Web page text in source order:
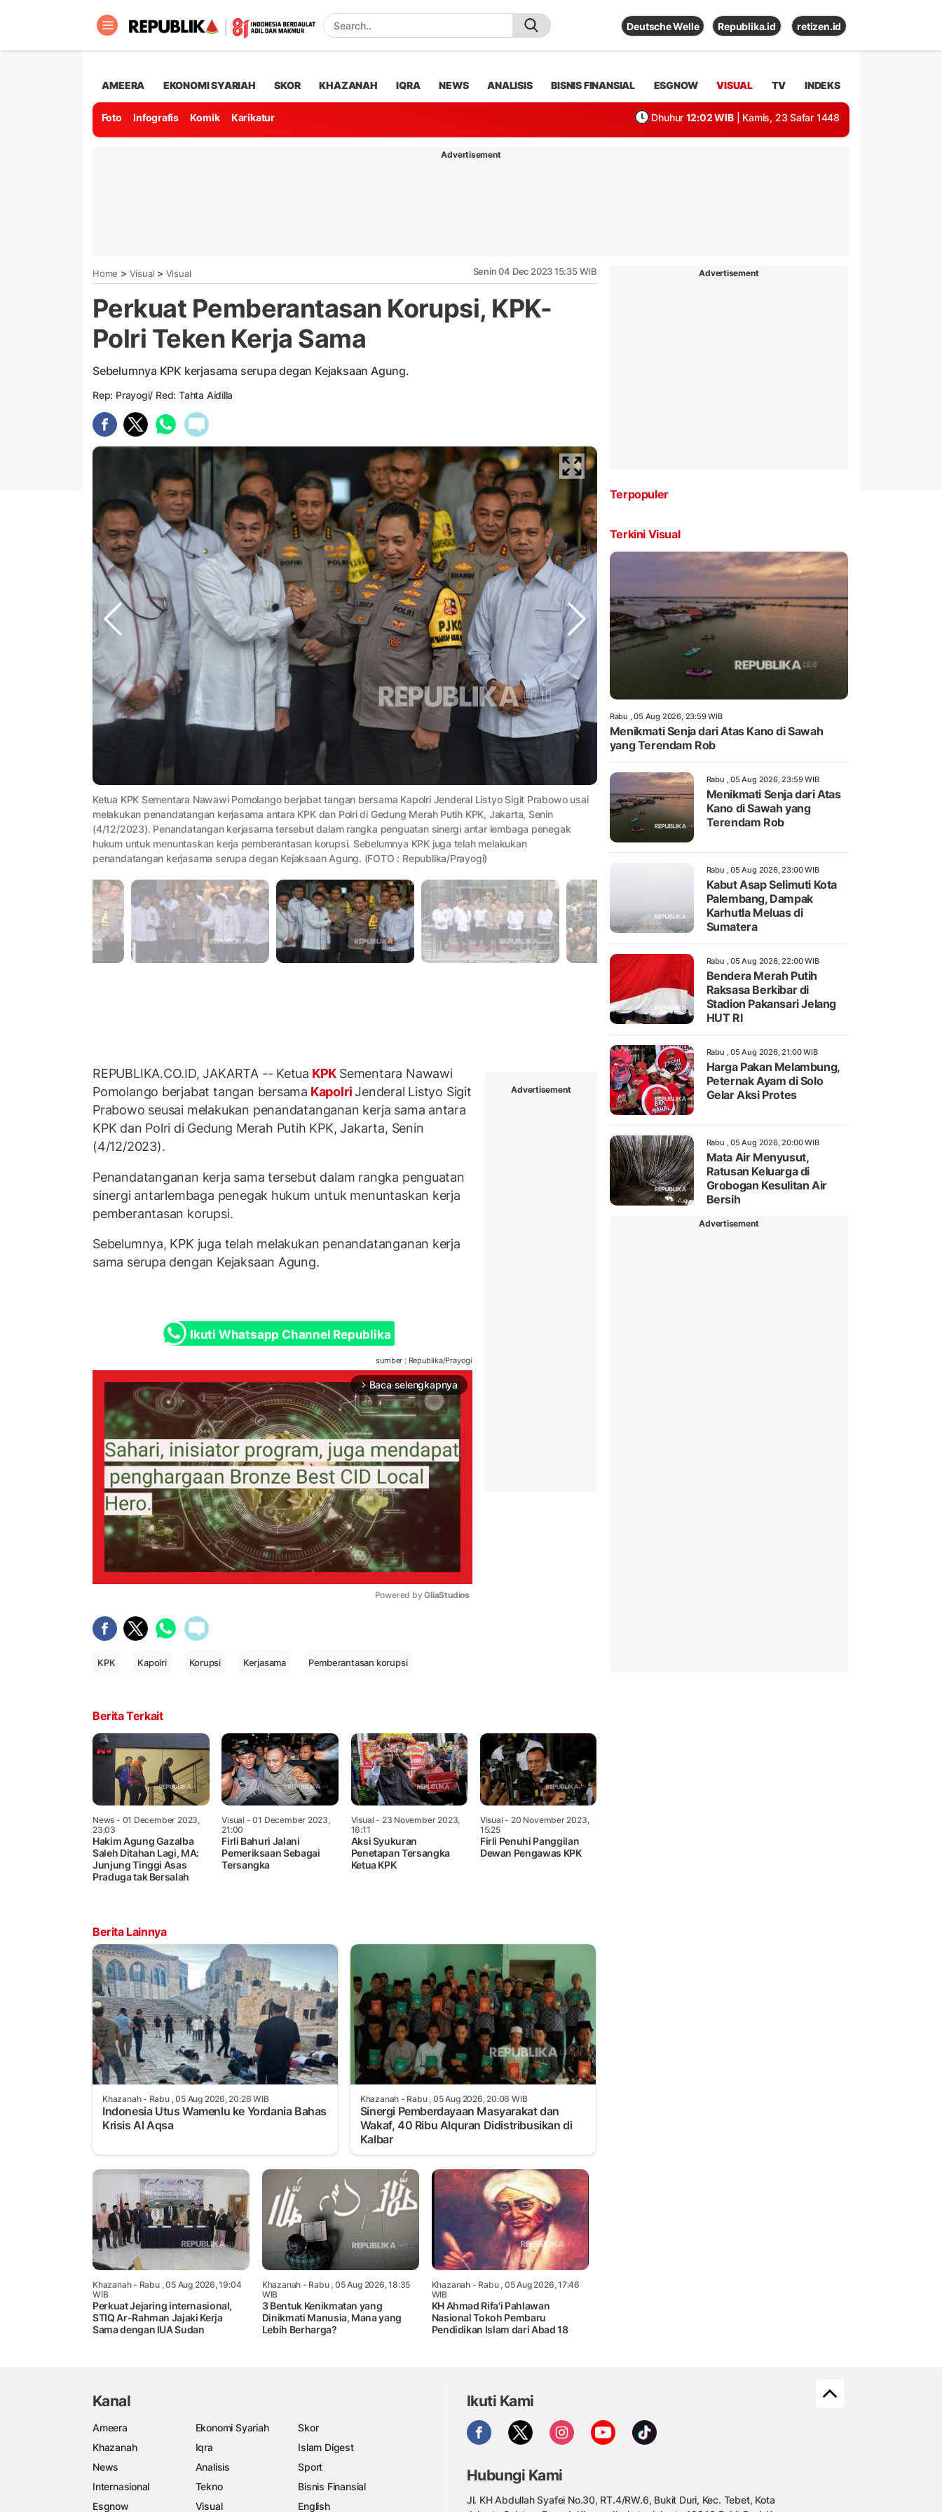
Deutsche Welle Republika.id retizen.id
AMEERA EKONOMI SYARIAH SKOR KHAZANAH IQRA NEWS ANALISIS BISNIS FINANSIAL ESGNOW VISUAL TV INDEKS
Foto Infografis Komik Karikatur Dhuhur 12:02 WIB | Kamis, 23 Safar 1448
Advertisement
Home > Visual > Visual Senin 04 Dec 2023 15:35 WIB
Perkuat Pemberantasan Korupsi, KPK-
Polri Teken Kerja Sama
Sebelumnya KPK kerjasama serupa degan Kejaksaan Agung.
Rep: Prayogi/ Red: Tahta Aidilla
Ketua KPK Sementara Nawawi Pomolango berjabat tangan bersama Kapolri Jenderal Listyo Sigit Prabowo usai
melakukan penandatangan kerjasama antara KPK dan Polri di Gedung Merah Putih KPK, Jakarta, Senin
(4/12/2023). Penandatangan kerjasama tersebut dalam rangka penguatan sinergi antar lembaga penegak
hukum untuk menuntaskan kerja pemberantasan korupsi. Sebelumnya KPK juga telah melakukan
penandatangan kerjasama serupa degan Kejaksaan Agung. (FOTO : Republika/Prayogi)
REPUBLIKA.CO.ID, JAKARTA -- Ketua KPK Sementara Nawawi
Pomolango berjabat tangan bersama KapolriJenderal Listyo Sigit
Prabowo seusai melakukan penandatanganan kerja sama antara
KPK dan Polri di Gedung Merah Putih KPK, Jakarta, Senin
(4/12/2023).
Penandatanganan kerja sama tersebut dalam rangka penguatan
sinergi antarlembaga penegak hukum untuk menuntaskan kerja
pemberantasan korupsi.
Sebelumnya, KPK juga telah melakukan penandatanganan kerja
sama serupa dengan Kejaksaan Agung.
Ikuti Whatsapp Channel Republika
sumber : Republika/Prayogi
arrow_forward_ios Baca selengkapnya
Powered by GliaStudios
Advertisement
KPK Kapolri Korupsi Kerjasama Pemberantasan korupsi
Berita Terkait
News - 01 December 2023,
23:03
Hakim Agung Gazalba
Saleh Ditahan Lagi, MA:
Junjung Tinggi Asas
Praduga tak Bersalah
Visual - 01 December 2023,
21:00
Firli Bahuri Jalani
Pemeriksaan Sebagai
Tersangka
Visual - 23 November 2023,
16:11
Aksi Syukuran
Penetapan Tersangka
Ketua KPK
Visual - 20 November 2023,
15:25
Firli Penuhi Panggilan
Dewan Pengawas KPK
Berita Lainnya
Khazanah- Rabu , 05 Aug 2026, 20:26 WIB
Indonesia Utus Wamenlu ke Yordania Bahas
Krisis Al Aqsa
Khazanah - Rabu , 05 Aug 2026, 20:06 WIB
Sinergi Pemberdayaan Masyarakat dan
Wakaf, 40 Ribu Alquran Didistribusikan di
Kalbar
Khazanah- Rabu , 05 Aug 2026, 19:04
WIB
Perkuat Jejaring internasional,
STIQ Ar-Rahman Jajaki Kerja
Sama dengan IUA Sudan
Khazanah - Rabu , 05 Aug 2026, 18:35
WIB
3 Bentuk Kenikmatan yang
Dinikmati Manusia, Mana yang
Lebih Berharga?
Khazanah- Rabu , 05 Aug 2026, 17:46
WIB
KH Ahmad Rifa'i Pahlawan
Nasional Tokoh Pembaru
Pendidikan Islam dari Abad 18
Advertisement
Terpopuler
Terkini Visual
Rabu , 05 Aug 2026, 23:59 WIB
Menikmati Senja dari Atas Kano di Sawah
yang Terendam Rob
Rabu , 05 Aug 2026, 23:59 WIB
Menikmati Senja dari Atas
Kano di Sawah yang
Terendam Rob
Rabu , 05 Aug 2026, 23:00 WIB
Kabut Asap Selimuti Kota
Palembang, Dampak
Karhutla Meluas di
Sumatera
Rabu , 05 Aug 2026, 22:00 WIB
Bendera Merah Putih
Raksasa Berkibar di
Stadion Pakansari Jelang
HUT RI
Rabu , 05 Aug 2026, 21:00 WIB
Harga Pakan Melambung,
Peternak Ayam di Solo
Gelar Aksi Protes
Rabu , 05 Aug 2026, 20:00 WIB
Mata Air Menyusut,
Ratusan Keluarga di
Grobogan Kesulitan Air
Bersih
Advertisement
Kanal
Ameera Ekonomi Syariah
Skor
Khazanah
Iqra
Islam Digest
News
Analisis
Sport
Internasional
Tekno
Bisnis Finansial
Esgnow
Visual English
Ikuti Kami
Hubungi Kami
Jl. KH Abdullah Syafei No.30, RT.4/RW.6, Bukit Duri, Kec. Tebet, Kota